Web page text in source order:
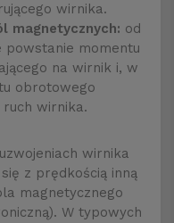
wirnika.
magnetycznych: od
powstanie momentu
na wirnik i, w
obrotowego
wirnika.
wirnika
z prędkością inną
magnetycznego
W typowych